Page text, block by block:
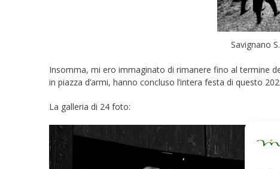
Savignano
Insomma, mi ero immaginato di rimanere fino al termine
in piazza d’armi, hanno concluso l’intera festa di questo
La galleria di 24 foto: